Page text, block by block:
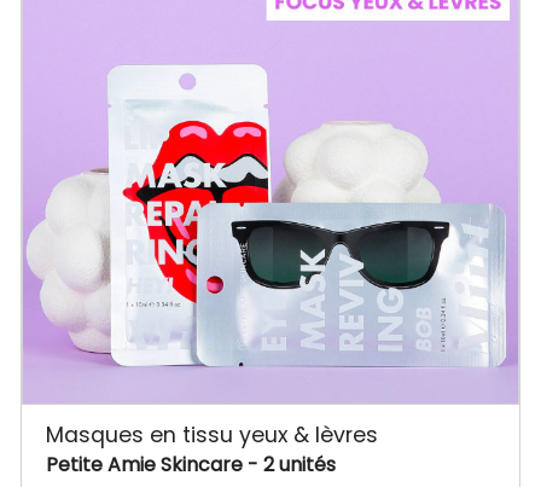
Masques en tissu yeux & lèvres
Petite Amie Skincare - 2 unités